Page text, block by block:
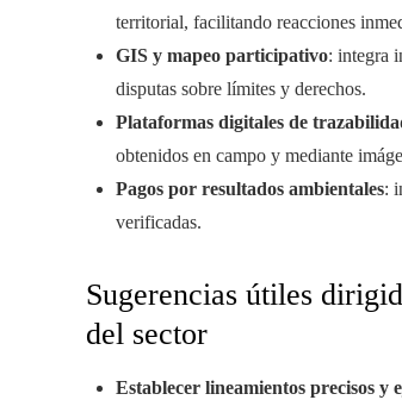
territorial, facilitando reacciones
GIS y mapeo participativo: integra
disputas sobre límites y derechos.
Plataformas digitales de
obtenidos en campo y mediante
Pagos por resultados ambientales:
verificadas.
Sugerencias útiles
del sector
Establecer lineamientos precisos y